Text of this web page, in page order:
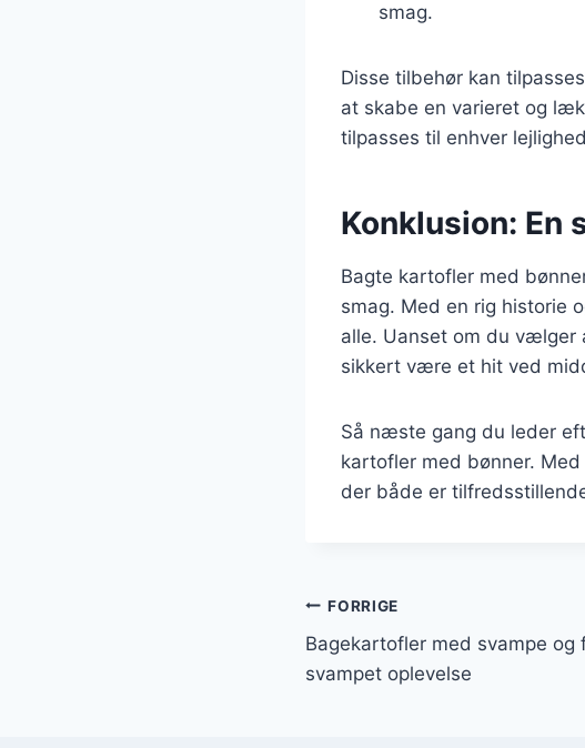
smag.
Disse tilbehør kan
at skabe en varieret og
tilpasses til enhver
Konklusion: En
Bagte kartofler med
smag. Med en rig historie
alle. Uanset om du vælger
sikkert være et hit ved
Så næste gang du leder
kartofler med bønner.
der både er
Indlægsnavigation
FORRIGE
Bagekartofler med svampe og
svampet oplevelse